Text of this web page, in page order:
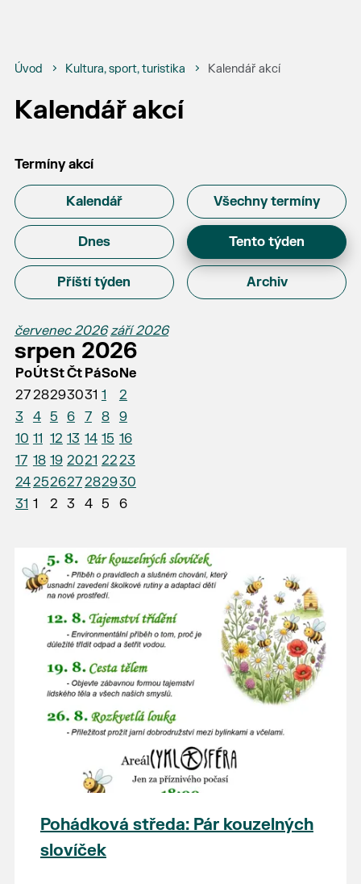
Úvod Kultura, sport, turistika Kalendář akcí
Kalendář akcí
Termíny akcí
Kalendář Všechny termíny
Dnes Tento týden
Příští týden Archiv
červenec 2026 září 2026
srpen 2026
PoÚtStČt PáSoNe
2728293031 1
2
3
4 5 6 7 8
9
10 11 12 13 14 15 16
17 18 19 2021 2223
24252627282930
31 1 2 3 4 5 6
Pohádková středa: Pár kouzelných
slovíček